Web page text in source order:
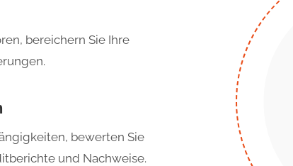
bereichern Sie Ihre
bewerten Sie
und Nachweise.